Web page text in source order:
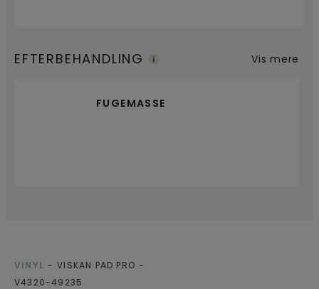
EFTERBEHANDLING
FUGEMASSE
Vis mere
VINYL
VISKAN PAD PRO
V4320-49235